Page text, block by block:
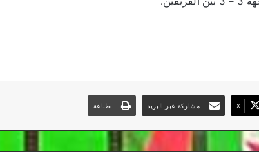
‫X مشاركة عبر البريد طباعة